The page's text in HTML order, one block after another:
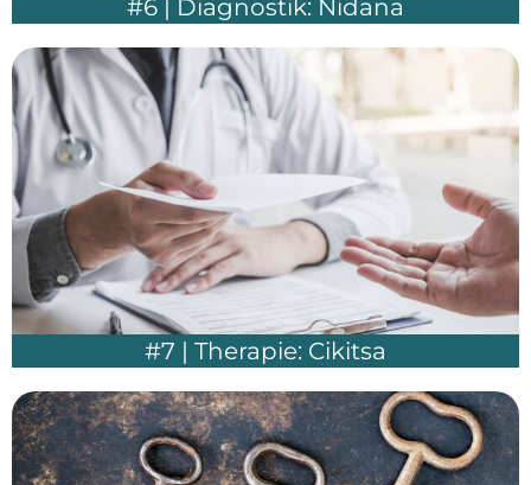
#6 | Diagnostik: Nidana
#7 | Therapie: Cikitsa